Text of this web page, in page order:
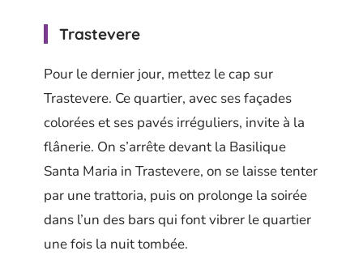
Trastevere
Pour le dernier jour, mettez le cap sur
Trastevere. Ce quartier, avec ses façades
colorées et ses pavés irréguliers, invite à la
flânerie. On s’arrête devant la Basilique
Santa Maria in Trastevere, on se laisse tenter
par une trattoria, puis on prolonge la soirée
dans l’un des bars qui font vibrer le quartier
une fois la nuit tombée.